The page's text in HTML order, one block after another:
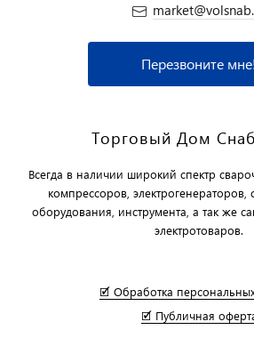
Перезвоните мне!
Торговый Дом
Всегда в наличии широкий спектр
компрессоров, электрогенераторов,
оборудования, инструмента, а так же
электротоваров.
🗹 Обработка
🗹 Публичная